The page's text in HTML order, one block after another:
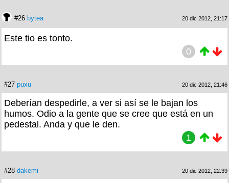
#26 bytea 20 dic 2012, 21:17
Este tio es tonto.
0
#27 puxu 20 dic 2012, 21:46
Deberían despedirle, a ver si así se le bajan los
humos. Odio a la gente que se cree que está en un
pedestal. Anda y que le den.
1
#28 dakemi 20 dic 2012, 22:39